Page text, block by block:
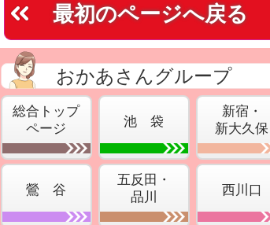
最初のページへ戻る
おかあさんグループ
総合トップ
ページ
池 袋
新宿・
新大久保
鶯 谷
五反田・
品川
西川口